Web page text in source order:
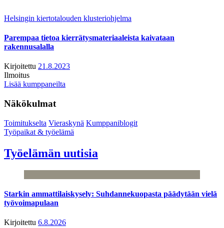
Helsingin kiertotalouden klusteriohjelma
Parempaa tietoa kierrätysmateriaaleista kaivataan
rakennusalalla
Kirjoitettu 21.8.2023
Ilmoitus
Lisää kumppaneilta
Näkökulmat
Toimitukselta Vieraskynä Kumppaniblogit
Työpaikat & työelämä
Työelämän uutisia
Starkin ammattilaiskysely: Suhdannekuopasta päädytään vielä
työvoimapulaan
Kirjoitettu 6.8.2026